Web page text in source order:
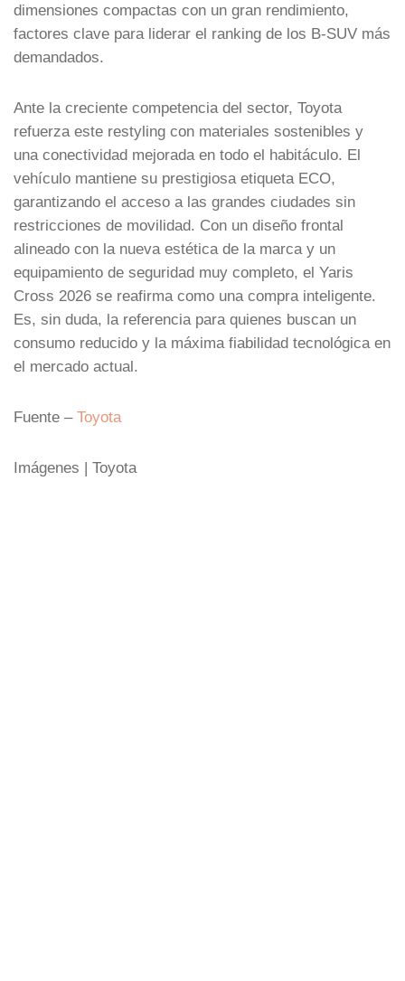
dimensiones compactas con un gran rendimiento,
factores clave para liderar el ranking de los B-SUV más
demandados.
Ante la creciente competencia del sector, Toyota
refuerza este restyling con materiales sostenibles y
una conectividad mejorada en todo el habitáculo. El
vehículo mantiene su prestigiosa etiqueta ECO,
garantizando el acceso a las grandes ciudades sin
restricciones de movilidad. Con un diseño frontal
alineado con la nueva estética de la marca y un
equipamiento de seguridad muy completo, el Yaris
Cross 2026 se reafirma como una compra inteligente.
Es, sin duda, la referencia para quienes buscan un
consumo reducido y la máxima fiabilidad tecnológica en
el mercado actual.
Fuente – Toyota
Imágenes | Toyota